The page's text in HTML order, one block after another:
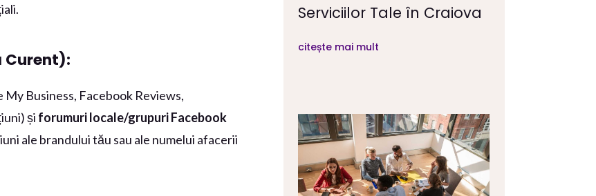
Curent):
My Business, Facebook Reviews,
și forumuri locale/grupuri Facebook
ale brandului tău sau ale numelui afacerii
Serviciilor Tale în Craiova
citește mai mult